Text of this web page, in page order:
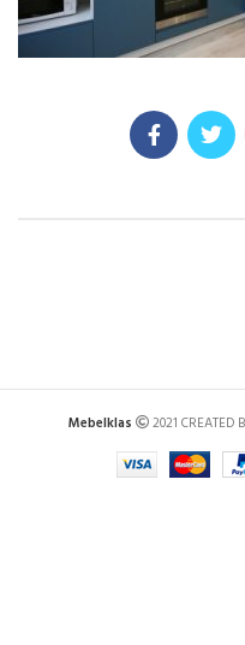
Mebelklas 2021 CREATED